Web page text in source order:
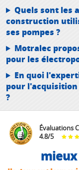
Quels sont les
construction
ses pompes ?
Motralec
pour les
En quoi
pour
?
Évaluations
4.8/5
mieux